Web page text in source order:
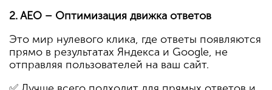
2. AEO – Оптимизация движка ответов
Это мир нулевого клика, где ответы появляются
прямо в результатах Яндекса и Google, не
отправляя пользователей на ваш сайт.